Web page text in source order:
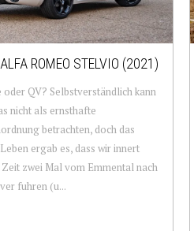
ROMEO STELVIO (2021)
oder QV? Selbstverständlich kann
nicht als ernsthafte
betrachten, doch das
ergab es, dass wir innert
zwei Mal vom Emmental nach
fuhren (u...